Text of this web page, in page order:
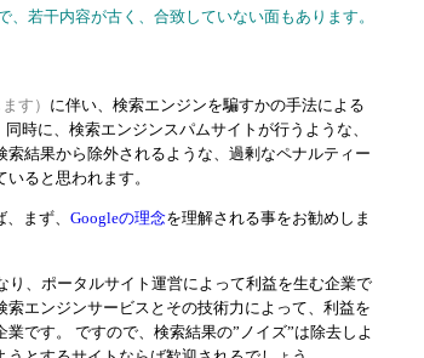
、若干内容が古く、合致していない面もあります。
す） に伴い、検索エンジンを騙すかの手法による
時に、検索エンジンスパムサイトが行うような、
結果から除外されるような、過剰なペナルティー
ると思われます。
まず、 Googleの理念を理解される事をお勧めしま
り、ポータルサイト運営によって利益を生む企業で
エンジンサービスとその技術力によって、利益を
です。 ですので、検索結果の”ノイズ”は除去しよ